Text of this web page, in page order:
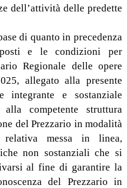
dell’attività delle predette
di quanto in precedenza
e le condizioni per
Regionale delle opere
allegato alla presente
integrante e sostanziale
competente struttura
del Prezzario in modalità
messa in linea,
non sostanziali che si
al fine di garantire la
del Prezzario in